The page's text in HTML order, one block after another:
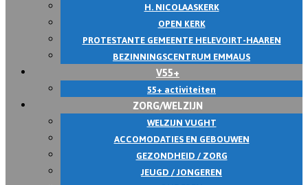
H. NICOLAASKERK
OPEN KERK
PROTESTANTE GEMEENTE HELEVOIRT-HAAREN
BEZINNINGSCENTRUM EMMAUS
V55+
55+ activiteiten
ZORG/WELZIJN
WELZIJN VUGHT
ACCOMODATIES EN GEBOUWEN
GEZONDHEID / ZORG
JEUGD / JONGEREN